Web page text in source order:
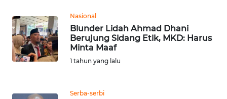
Nasional
Blunder Lidah Ahmad Dhani
Berujung Sidang Etik, MKD: Harus
Minta Maaf
1 tahun yang lalu
Serba-serbi
PEDOMAN
MEDIA
SIBER